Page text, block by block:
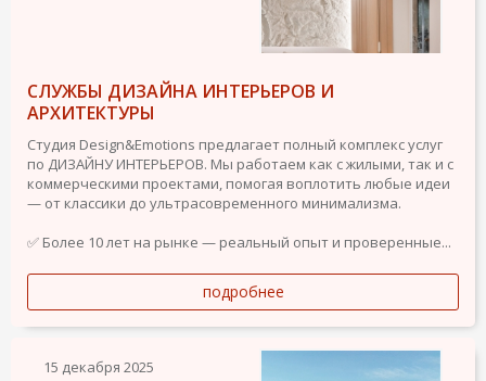
СЛУЖБЫ ДИЗАЙНА ИНТЕРЬЕРОВ И
АРХИТЕКТУРЫ
Студия Design&Emotions предлагает полный комплекс услуг
по ДИЗАЙНУ ИНТЕРЬЕРОВ. Мы работаем как с жилыми, так и с
коммерческими проектами, помогая воплотить любые идеи
— от классики до ультрасовременного минимализма.
✅ Более 10 лет на рынке — реальный опыт и проверенные...
подробнее
15 декабря 2025